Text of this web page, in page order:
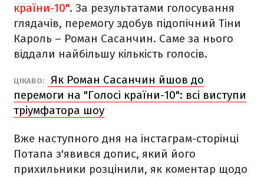
країни-10". За результатами голосування
глядачів, перемогу здобув підопічний Тіни
Кароль – Роман Сасанчин. Саме за нього
віддали найбільшу кількість голосів.
ЦІКАВО:
Як Роман Сасанчин йшов до
перемоги на "Голосі країни-10": всі виступи
тріумфатора шоу
Вже наступного дня на інстаграм-сторінці
Потапа з'явився допис, який його
прихильники розцінили, як коментар щодо